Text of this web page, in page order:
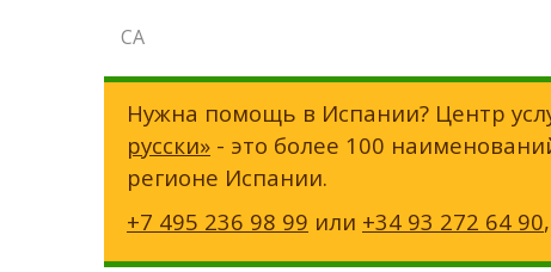
СА
Нужна помощь в Испании? Центр
русски» - это более 100
регионе Испании.
+7 495 236 98 99 или +34 93 272 64 90,